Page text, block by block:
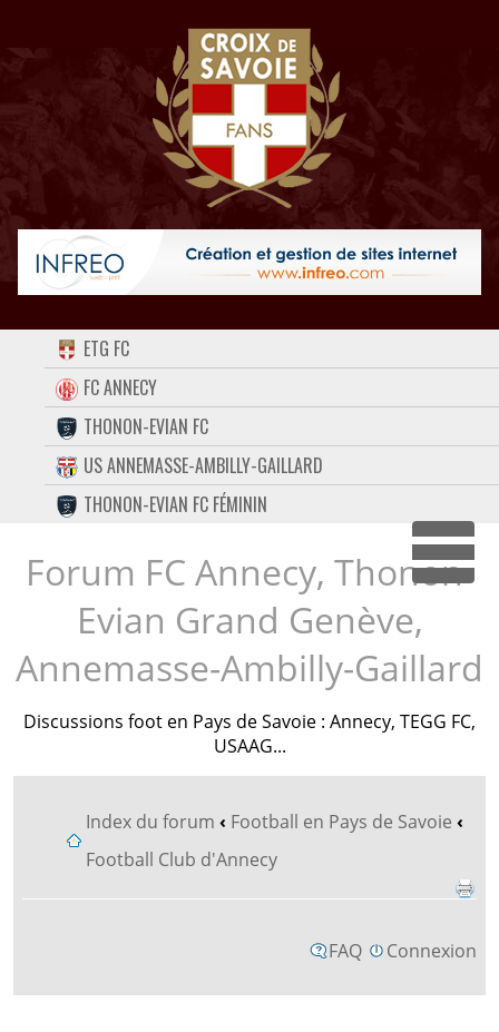
ACCUEIL
FORUM
CONTACT
FACEBOOK
TWITTER
INSTAGRAM
ETG FC
FC ANNECY
THONON-EVIAN FC
US ANNEMASSE-AMBILLY-GAILLARD
THONON-EVIAN FC FÉMININ
Forum FC Annecy, Thonon-
Evian Grand Genève,
Annemasse-Ambilly-Gaillard
Discussions foot en Pays de Savoie : Annecy, TEGG FC,
USAAG...
Index du forum ‹ Football en Pays de Savoie ‹
Football Club d'Annecy
FAQ Connexion